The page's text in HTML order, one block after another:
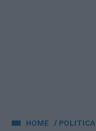
HOME POLITICA